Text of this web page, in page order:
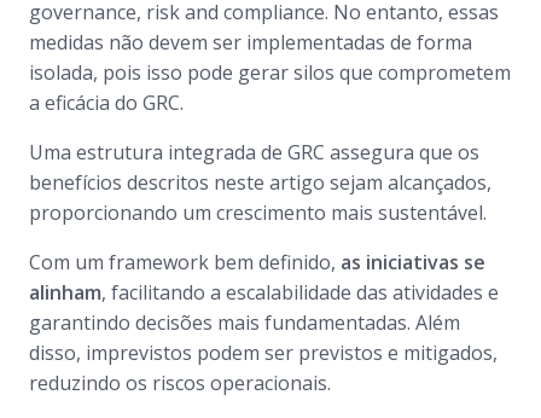
governance, risk and compliance. No entanto, essas
medidas não devem ser implementadas de forma
isolada, pois isso pode gerar silos que comprometem
a eficácia do GRC.
Uma estrutura integrada de GRC assegura que os
benefícios descritos neste artigo sejam alcançados,
proporcionando um crescimento mais sustentável.
Com um framework bem definido, as iniciativas se
alinham, facilitando a escalabilidade das atividades e
garantindo decisões mais fundamentadas. Além
disso, imprevistos podem ser previstos e mitigados,
reduzindo os riscos operacionais.